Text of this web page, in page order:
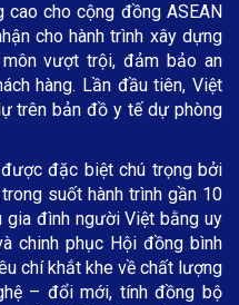
cho cộng đồng ASEAN
cho hành trình xây dựng
vượt trội, đảm bảo an
hàng. Lần đầu tiên, Việt
trên bản đồ y tế dự phòng
được đặc biệt chú trọng bởi
suốt hành trình gần 10
gia đình người Việt bằng uy
chinh phục Hội đồng bình
chí khắt khe về chất lượng
– đổi mới, tính đồng bộ